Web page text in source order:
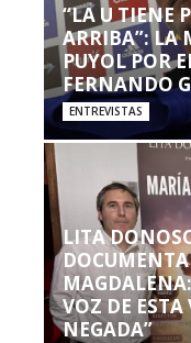
“LA U TIENE
ARRIBA”: LA
PUYOL POR
FERNANDO
ENTREVISTAS
LITA
VOZ DE
NEGADA”